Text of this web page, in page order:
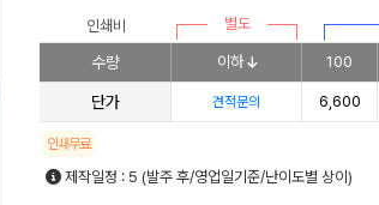
인쇄비 별도
수량 이하 100
단가 견적문의 6,600
인쇄무료
제작일정 : 5 (발주 후/영업일기준/난이도별 상이)